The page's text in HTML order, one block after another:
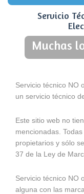
Servicio
Muchas
Servicio técnico NO
un servicio técnico
Este sitio web no
mencionadas.
propietarios y sólo
37 de la Ley de
Servicio técnico NO
alguna con las